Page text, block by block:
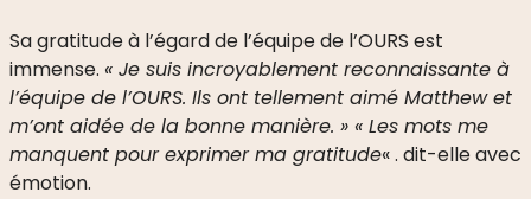
Sa gratitude à l’égard de l’équipe de l’OURS est
immense. « Je suis incroyablement reconnaissante à
l’équipe de l’OURS. Ils ont tellement aimé Matthew et
m’ont aidée de la bonne manière. » « Les mots me
manquent pour exprimer ma gratitude« . dit-elle avec
émotion.